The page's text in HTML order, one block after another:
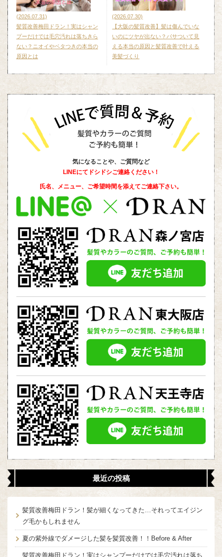
(2026.07.31)
髪質改善梅田ドラン！実はシャン
プーだけでは毛穴汚れは落ちきら
ない？ニオイやベタつきの本当の
原因とは
(2026.07.30)
【大阪の髪質改善】髪は傷んでいな
いのにツヤが出ない？パサついて見
える本当の原因と髪質改善で叶える
美髪づくり
気になることや、ご質問など
LINEにてドシドシご連絡ください！
氏名、メニュー、ご希望時間を添えてご連絡下さい。
最近の投稿
髪質改善梅田ドラン！髪が細くなってきた…それってエイジン
グ毛かもしれません
夏の紫外線でダメージした髪を髪質改善！！Before & After
髪質改善梅田ドラン！実はシャンプーだけでは毛穴汚れは落ち